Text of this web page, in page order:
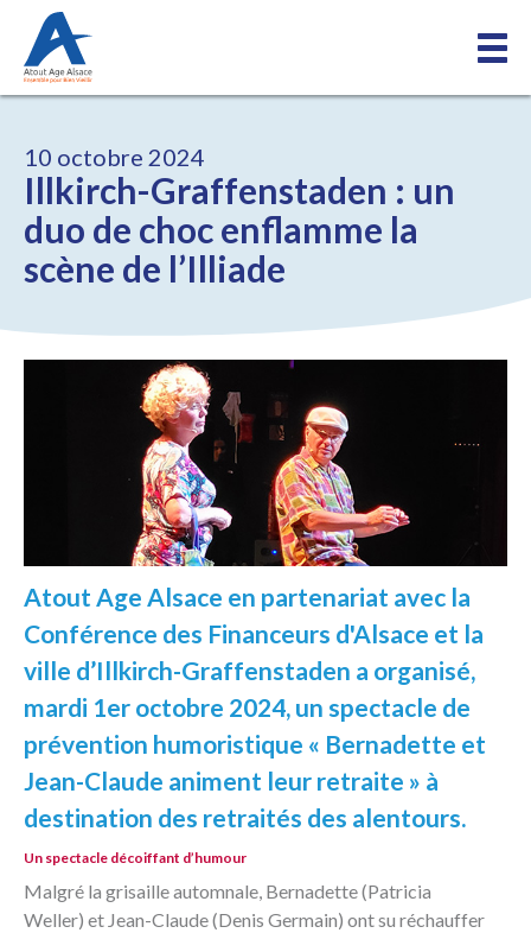
10 octobre 2024
Illkirch-Graffenstaden : un
duo de choc enflamme la
scène de l’Illiade
Atout Age Alsace en partenariat avec la
Conférence des Financeurs d'Alsace et la
ville d’Illkirch-Graffenstaden a organisé,
mardi 1er octobre 2024, un spectacle de
prévention humoristique « Bernadette et
Jean-Claude animent leur retraite » à
destination des retraités des alentours.
Un spectacle décoiffant d’humour
Malgré la grisaille automnale, Bernadette (Patricia
Weller) et Jean-Claude (Denis Germain) ont su réchauffer